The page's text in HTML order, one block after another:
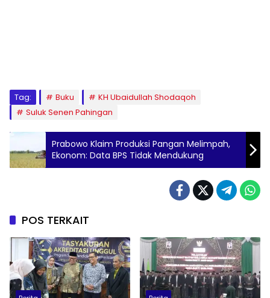
Tag: Buku
KH Ubaidullah Shodaqoh
Suluk Senen Pahingan
Prabowo Klaim Produksi Pangan Melimpah,
Ekonom: Data BPS Tidak Mendukung
POS TERKAIT